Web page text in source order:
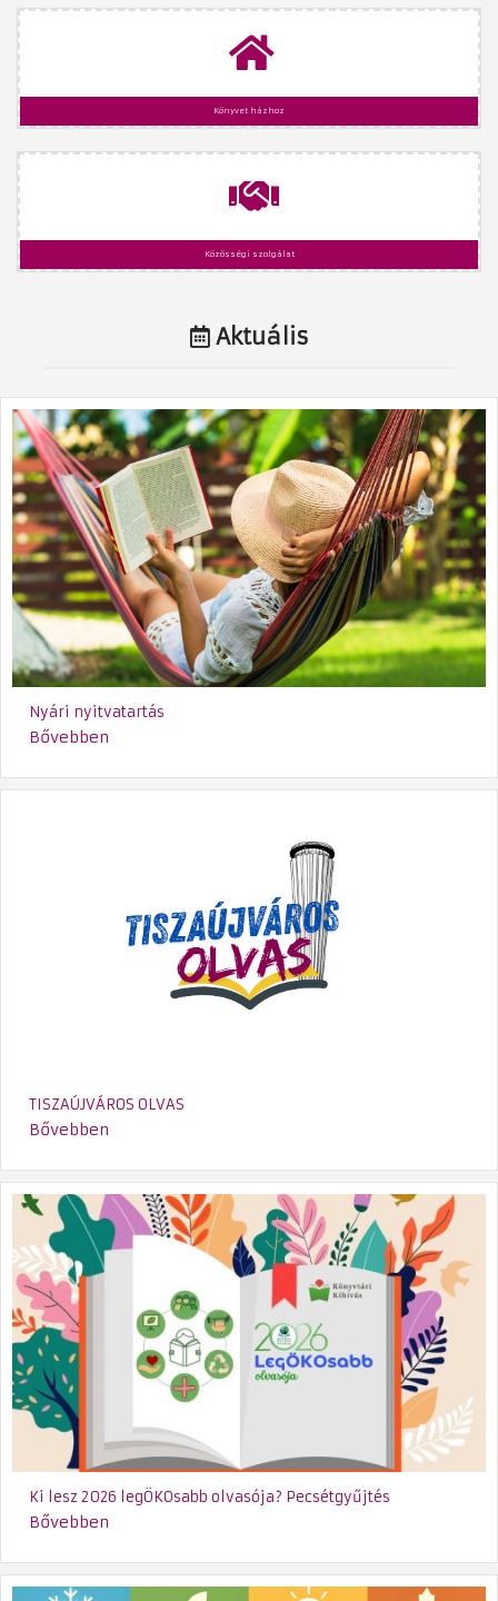
Könyvet házhoz
Közösségi szolgálat
Aktuális
Nyári nyitvatartás
Bővebben
TISZAÚJVÁROS OLVAS
Bővebben
Ki lesz 2026 legÖKOsabb olvasója? Pecsétgyűjtés
Bővebben